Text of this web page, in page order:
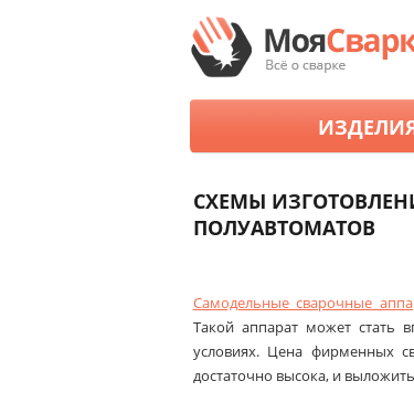
СХЕМЫ
ПОЛУАВТОМАТОВ
Самодельные сварочные
Такой аппарат может стать
условиях. Цена фирменных
достаточно высока, и